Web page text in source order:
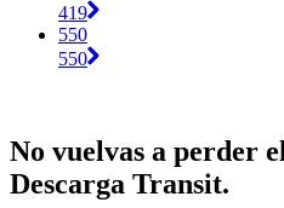
419
550
550
No vuelvas a perder
Descarga Transit.